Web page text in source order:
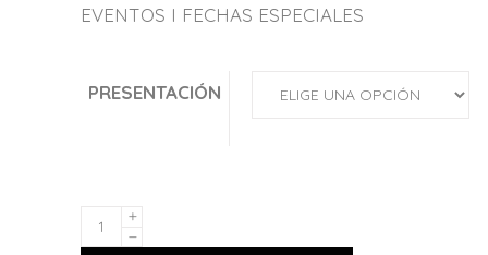
EVENTOS I FECHAS ESPECIALES
PRESENTACIÓN